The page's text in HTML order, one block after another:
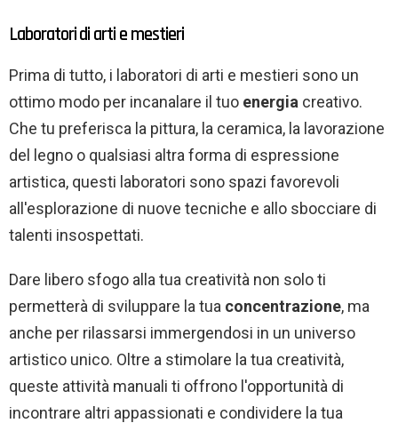
Laboratori di arti e mestieri
Prima di tutto, i laboratori di arti e mestieri sono un
ottimo modo per incanalare il tuo energia creativo.
Che tu preferisca la pittura, la ceramica, la lavorazione
del legno o qualsiasi altra forma di espressione
artistica, questi laboratori sono spazi favorevoli
all'esplorazione di nuove tecniche e allo sbocciare di
talenti insospettati.
Dare libero sfogo alla tua creatività non solo ti
permetterà di sviluppare la tua concentrazione, ma
anche per rilassarsi immergendosi in un universo
artistico unico. Oltre a stimolare la tua creatività,
queste attività manuali ti offrono l'opportunità di
incontrare altri appassionati e condividere la tua